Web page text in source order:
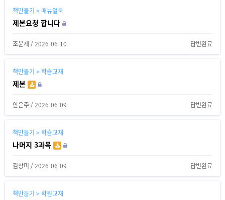
책만들기 > 매뉴얼북
제본요청 합니다
조윤제 /2026-06-10 답변완료
책만들기 > 학습교재
제본
안은주/2026-06-09 답변완료
책만들기 > 학습교재
나머지 3과목
김상미 /2026-06-09 답변완료
책만들기 > 학원교재